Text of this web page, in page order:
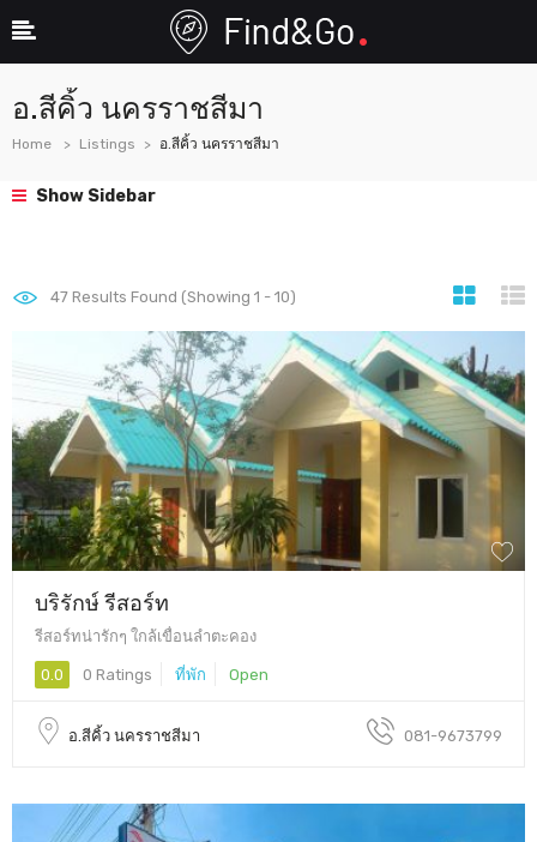
อ.สีคิ้ว นครราชสีมา
Home Listings อ.สีคิ้ว นครราชสีมา
Show Sidebar
47 Results Found (Showing 1 - 10)
บริรักษ์ รีสอร์ท
รีสอร์ทน่ารักๆ ใกล้เขื่อนลำตะคอง
0.0 0 Ratings ที่พัก Open
อ.สีคิ้ว นครราชสีมา 081-9673799